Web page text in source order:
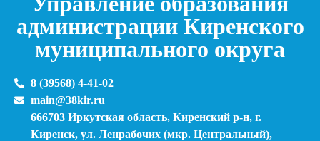
администрации Киренского
муниципального округа
8 (39568) 4-41-02
main@38kir.ru
666703 Иркутская область, Киренский р-н, г.
Киренск, ул. Ленрабочих (мкр. Центральный),